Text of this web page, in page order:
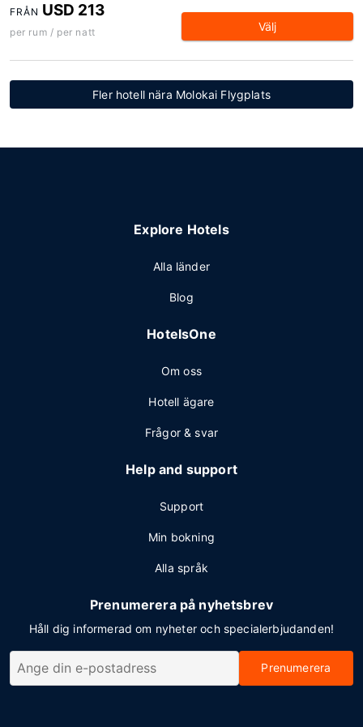
FRÅN USD 213
per rum / per natt Välj
Fler hotell nära Molokai Flygplats
Explore Hotels
Alla länder
Blog
HotelsOne
Om oss
Hotell ägare
Frågor & svar
Help and support
Support
Min bokning
Alla språk
Prenumerera på nyhetsbrev
Håll dig informerad om nyheter och specialerbjudanden!
Prenumerera